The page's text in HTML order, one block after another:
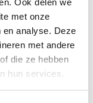
met onze
analyse. Deze
met andere
die ze hebben
hun services.